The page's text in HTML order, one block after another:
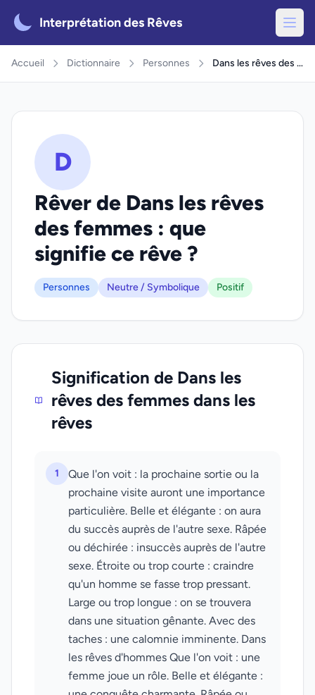
Interprétation des Rêves
Accueil Dictionnaire Personnes Dans les rêves des femmes
D
Rêver de Dans les rêves
des femmes : que
signifie ce rêve ?
Personnes Neutre / Symbolique Positif
Signification de Dans les
rêves des femmes dans les
rêves
1
Que l'on voit : la prochaine sortie ou la
prochaine visite auront une importance
particulière. Belle et élégante : on aura
du succès auprès de l'autre sexe. Râpée
ou déchirée : insuccès auprès de l'autre
sexe. Étroite ou trop courte : craindre
qu'un homme se fasse trop pressant.
Large ou trop longue : on se trouvera
dans une situation gênante. Avec des
taches : une calomnie imminente. Dans
les rêves d'hommes Que l'on voit : une
femme joue un rôle. Belle et élégante :